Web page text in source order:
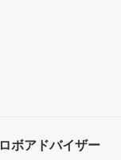
ロボアドバイザー